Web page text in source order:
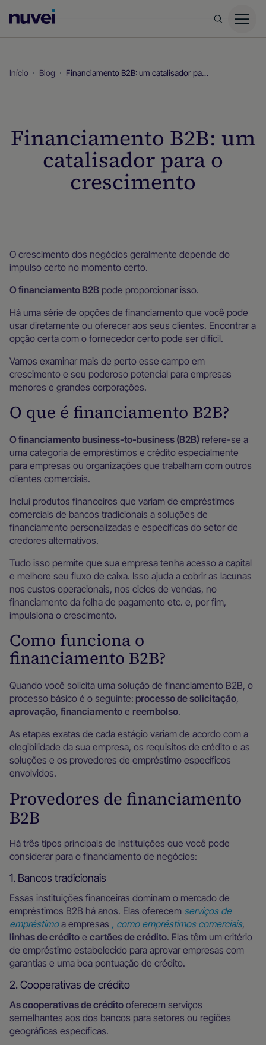
inicial
Nuvei
Início Blog Financiamento B2B: um catalisador para o crescimento
Financiamento B2B: um
catalisador para o
crescimento
O crescimento dos negócios geralmente depende do
impulso certo no momento certo.
O financiamento B2B pode proporcionar isso.
Há uma série de opções de financiamento que você pode
usar diretamente ou oferecer aos seus clientes. Encontrar a
opção certa com o fornecedor certo pode ser difícil.
Vamos examinar mais de perto esse campo em
crescimento e seu poderoso potencial para empresas
menores e grandes corporações.
O que é financiamento B2B?
O financiamento business-to-business (B2B) refere-se a
uma categoria de empréstimos e crédito especialmente
para empresas ou organizações que trabalham com outros
clientes comerciais.
Inclui produtos financeiros que variam de empréstimos
comerciais de bancos tradicionais a soluções de
financiamento personalizadas e específicas do setor de
credores alternativos.
Tudo isso permite que sua empresa tenha acesso a capital
e melhore seu fluxo de caixa. Isso ajuda a cobrir as lacunas
nos custos operacionais, nos ciclos de vendas, no
financiamento da folha de pagamento etc. e, por fim,
impulsiona o crescimento.
Como funciona o
financiamento B2B?
Quando você solicita uma solução de financiamento B2B, o
processo básico é o seguinte: processo de solicitação,
aprovação, financiamento e reembolso.
As etapas exatas de cada estágio variam de acordo com a
elegibilidade da sua empresa, os requisitos de crédito e as
soluções e os provedores de empréstimo específicos
envolvidos.
Provedores de financiamento
B2B
Há três tipos principais de instituições que você pode
considerar para o financiamento de negócios:
1. Bancos tradicionais
Essas instituições financeiras dominam o mercado de
empréstimos B2B há anos. Elas oferecem serviços de
empréstimoa empresas , como empréstimos comerciais,
linhas de crédito e cartões de crédito. Elas têm um critério
de empréstimo estabelecido para aprovar empresas com
garantias e uma boa pontuação de crédito.
2. Cooperativas de crédito
As cooperativas de crédito oferecem serviços
semelhantes aos dos bancos para setores ou regiões
geográficas específicas.